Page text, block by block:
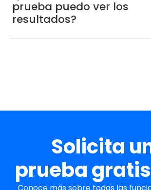
prueba puedo ver los
resultados?
Solicita
prueba